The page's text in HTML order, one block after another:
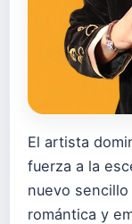
El artista
fuerza a la
nuevo
romántica y